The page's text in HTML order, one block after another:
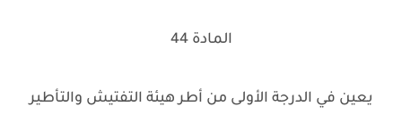
المادة 44
يعين في الدرجة الأولى من أطر هيئة التفتيش والتأطير